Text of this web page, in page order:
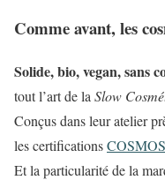
Comme avant, les
Solide, bio, vegan, sans
tout l’art de la Slow
Conçus dans leur atelier
les certificationsCOSMOS
Et la particularité de la